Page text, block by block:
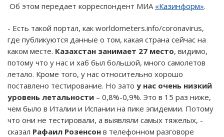
Об этом передает корреспондент МИА «Казинформ».
- Есть такой портал, как worldometers.info/coronavirus,
где публикуются данные о том, какая страна сейчас на
каком месте. Казахстан занимает 27 место, видимо,
потому что у нас и хаб был большой, много самолетов
летало. Кроме того, у нас относительно хорошо
поставлено тестирование. Но зато у нас очень низкий
уровень летальности – 0,8%-0,9%. Это в 15 раз ниже,
чем было в Италии и Испании на пике эпидемии. Потому
что они не тестировали, а выявляли самых тяжелых, -
сказал Рафаил Розенсон в телефонном разговоре